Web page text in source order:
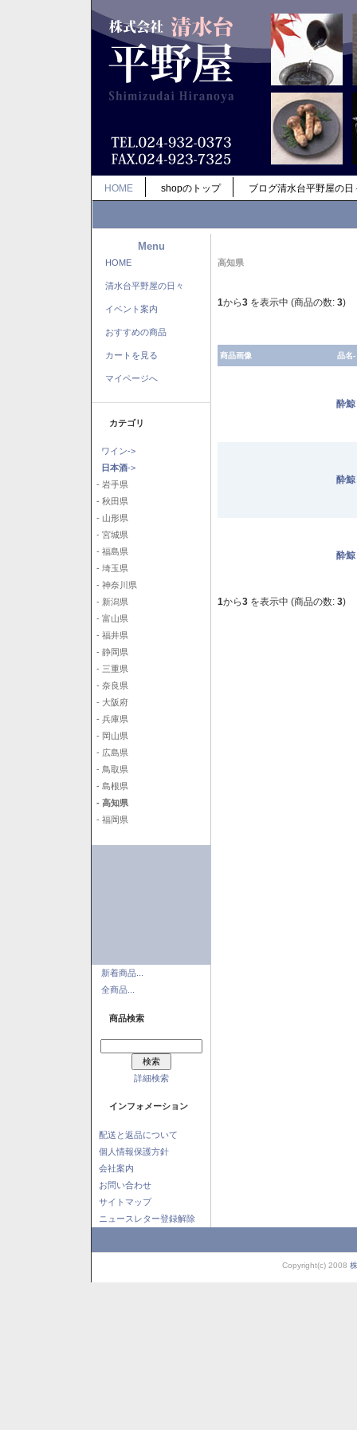
HOME shopのトップ ブログ清水台平野屋の日
Menu
HOME
清水台平野屋の日々
イベント案内
おすすめの商品
カートを見る
マイページへ
カテゴリ
ワイン->
日本酒->
- 岩手県
- 秋田県
- 山形県
- 宮城県
- 福島県
- 埼玉県
- 神奈川県
- 新潟県
- 富山県
- 福井県
- 静岡県
- 三重県
- 奈良県
- 大阪府
- 兵庫県
- 岡山県
- 広島県
- 鳥取県
- 島根県
- 高知県
- 福岡県
新着商品...
全商品...
商品検索
詳細検索
インフォメーション
配送と返品について
個人情報保護方針
会社案内
お問い合わせ
サイトマップ
ニュースレター登録解除
高知県
1から3 を表示中 (商品の数: 3)
商品画像 品名-
酔
酔
酔
1から3 を表示中 (商品の数: 3)
Copyright(c) 2008